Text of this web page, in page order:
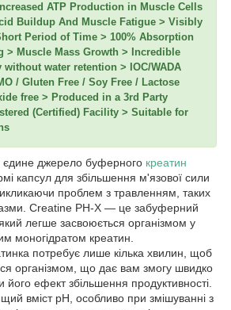
ATP Production in Muscle Cells
Buildup And Muscle Fatigue > Visibly
Period of Time > 100% Absorption
> Muscle Mass Growth > Incredible
water retention > IOC/WADA
/ Gluten Free / Soy Free / Lactose
free > Produced in a 3rd Party
(Certified) Facility > Suitable for
джерело буферного креатин
капсул для збільшення м'язової сили
проблем з травленням, таких
Creatine PH-X — це забуферний
легше засвоюється організмом у
моногідратом креатин.
потребує лише кілька хвилин, щоб
організмом, що дає вам змогу швидко
його ефект збільшення продуктивності.
вміст pH, особливо при змішуванні з